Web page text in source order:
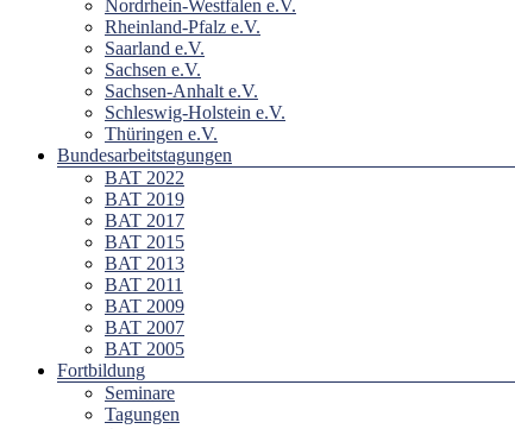
Nordrhein-Westfalen e.V.
Rheinland-Pfalz e.V.
Saarland e.V.
Sachsen e.V.
Sachsen-Anhalt e.V.
Schleswig-Holstein e.V.
Thüringen e.V.
Bundesarbeitstagungen
BAT 2022
BAT 2019
BAT 2017
BAT 2015
BAT 2013
BAT 2011
BAT 2009
BAT 2007
BAT 2005
Fortbildung
Seminare
Tagungen